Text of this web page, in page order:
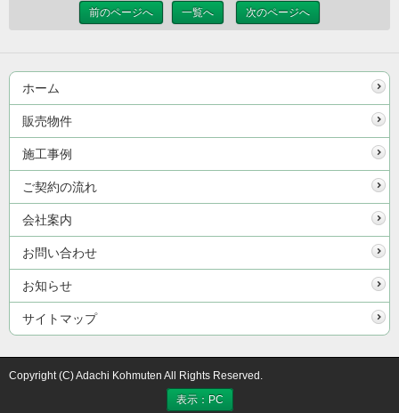
前のページへ 一覧へ 次のページへ
ホーム
販売物件
施工事例
ご契約の流れ
会社案内
お問い合わせ
お知らせ
サイトマップ
Copyright (C) Adachi Kohmuten All Rights Reserved.
表示：PC